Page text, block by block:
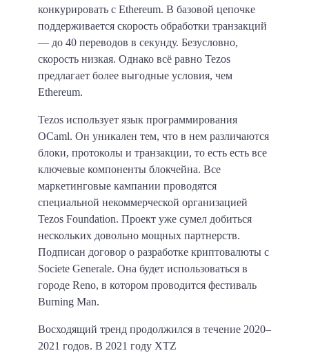
конкурировать с Ethereum. В базовой цепочке
поддерживается скорость обработки транзакций
— до 40 переводов в секунду. Безусловно,
скорость низкая. Однако всё равно Tezos
предлагает более выгодные условия, чем
Ethereum.
Tezos использует язык программирования
OCaml. Он уникален тем, что в нем различаются
блоки, протоколы и транзакции, то есть есть все
ключевые компоненты блокчейна. Все
маркетинговые кампании проводятся
специальной некоммерческой организацией
Tezos Foundation. Проект уже сумел добиться
нескольких довольно мощных партнерств.
Подписан договор о разработке криптовалюты с
Societe Generale. Она будет использоваться в
городе Reno, в котором проводится фестиваль
Burning Man.
Восходящий тренд продолжился в течение 2020–
2021 годов. В 2021 году XTZ